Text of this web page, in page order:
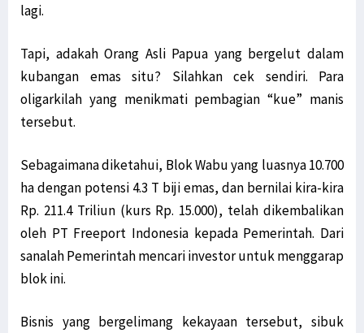
lagi.
Tapi, adakah Orang Asli Papua yang bergelut dalam
kubangan emas situ? Silahkan cek sendiri. Para
oligarkilah yang menikmati pembagian “kue” manis
tersebut.
Sebagaimana diketahui, Blok Wabu yang luasnya 10.700
ha dengan potensi 4.3 T biji emas, dan bernilai kira-kira
Rp. 211.4 Triliun (kurs Rp. 15.000), telah dikembalikan
oleh PT Freeport Indonesia kepada Pemerintah. Dari
sanalah Pemerintah mencari investor untuk menggarap
blok ini.
Bisnis yang bergelimang kekayaan tersebut, sibuk